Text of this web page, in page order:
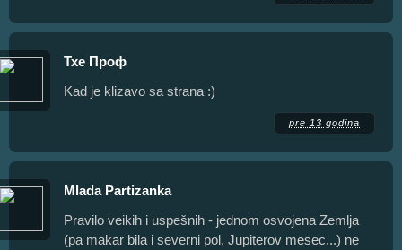
Тхе Проф
Kad je klizavo sa strana :)
pre 13 godina
Mlada Partizanka
Pravilo veikih i uspešnih - jednom osvojena Zemlja
(pa makar bila i severni pol, Jupiterov mesec...) ne